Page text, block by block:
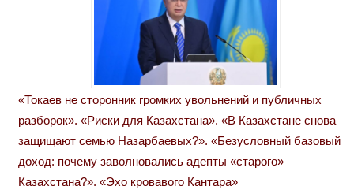
«Токаев не сторонник громких увольнений и публичных
разборок». «Риски для Казахстана». «В Казахстане снова
защищают семью Назарбаевых?». «Безусловный базовый
доход: почему заволновались адепты «старого»
Казахстана?». «Эхо кровавого Кантара»